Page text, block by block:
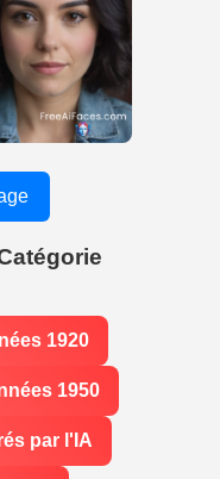
1920
1950
par l'IA